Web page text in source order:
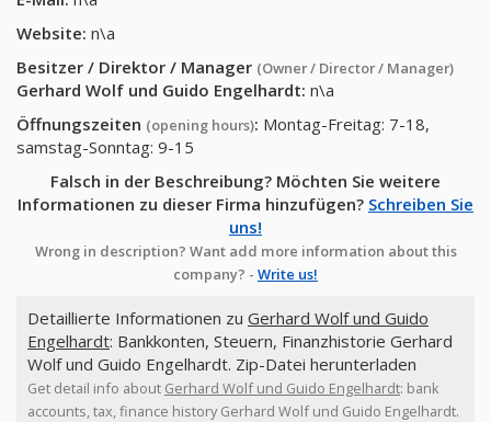
Website: n\a
Besitzer / Direktor / Manager (Owner / Director / Manager)
Gerhard Wolf und Guido Engelhardt: n\a
Öffnungszeiten (opening hours): Montag-Freitag: 7-18,
samstag-Sonntag: 9-15
Falsch in der Beschreibung? Möchten Sie weitere
Informationen zu dieser Firma hinzufügen? Schreiben Sie
uns!
Wrong in description? Want add more information about this
company? - Write us!
Detaillierte Informationen zu Gerhard Wolf und Guido
Engelhardt: Bankkonten, Steuern, Finanzhistorie Gerhard
Wolf und Guido Engelhardt. Zip-Datei herunterladen
Get detail info about Gerhard Wolf und Guido Engelhardt: bank
accounts, tax, finance history Gerhard Wolf und Guido Engelhardt.